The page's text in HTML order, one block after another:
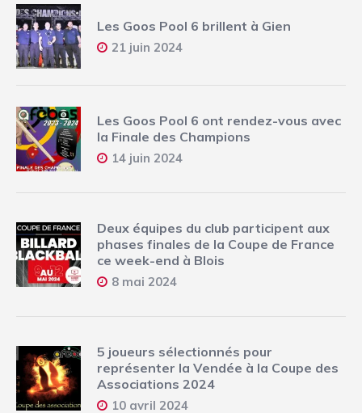
Les Goos Pool 6 brillent à Gien
21 juin 2024
Les Goos Pool 6 ont rendez-vous avec
la Finale des Champions
14 juin 2024
Deux équipes du club participent aux
phases finales de la Coupe de France
ce week-end à Blois
8 mai 2024
5 joueurs sélectionnés pour
représenter la Vendée à la Coupe des
Associations 2024
10 avril 2024